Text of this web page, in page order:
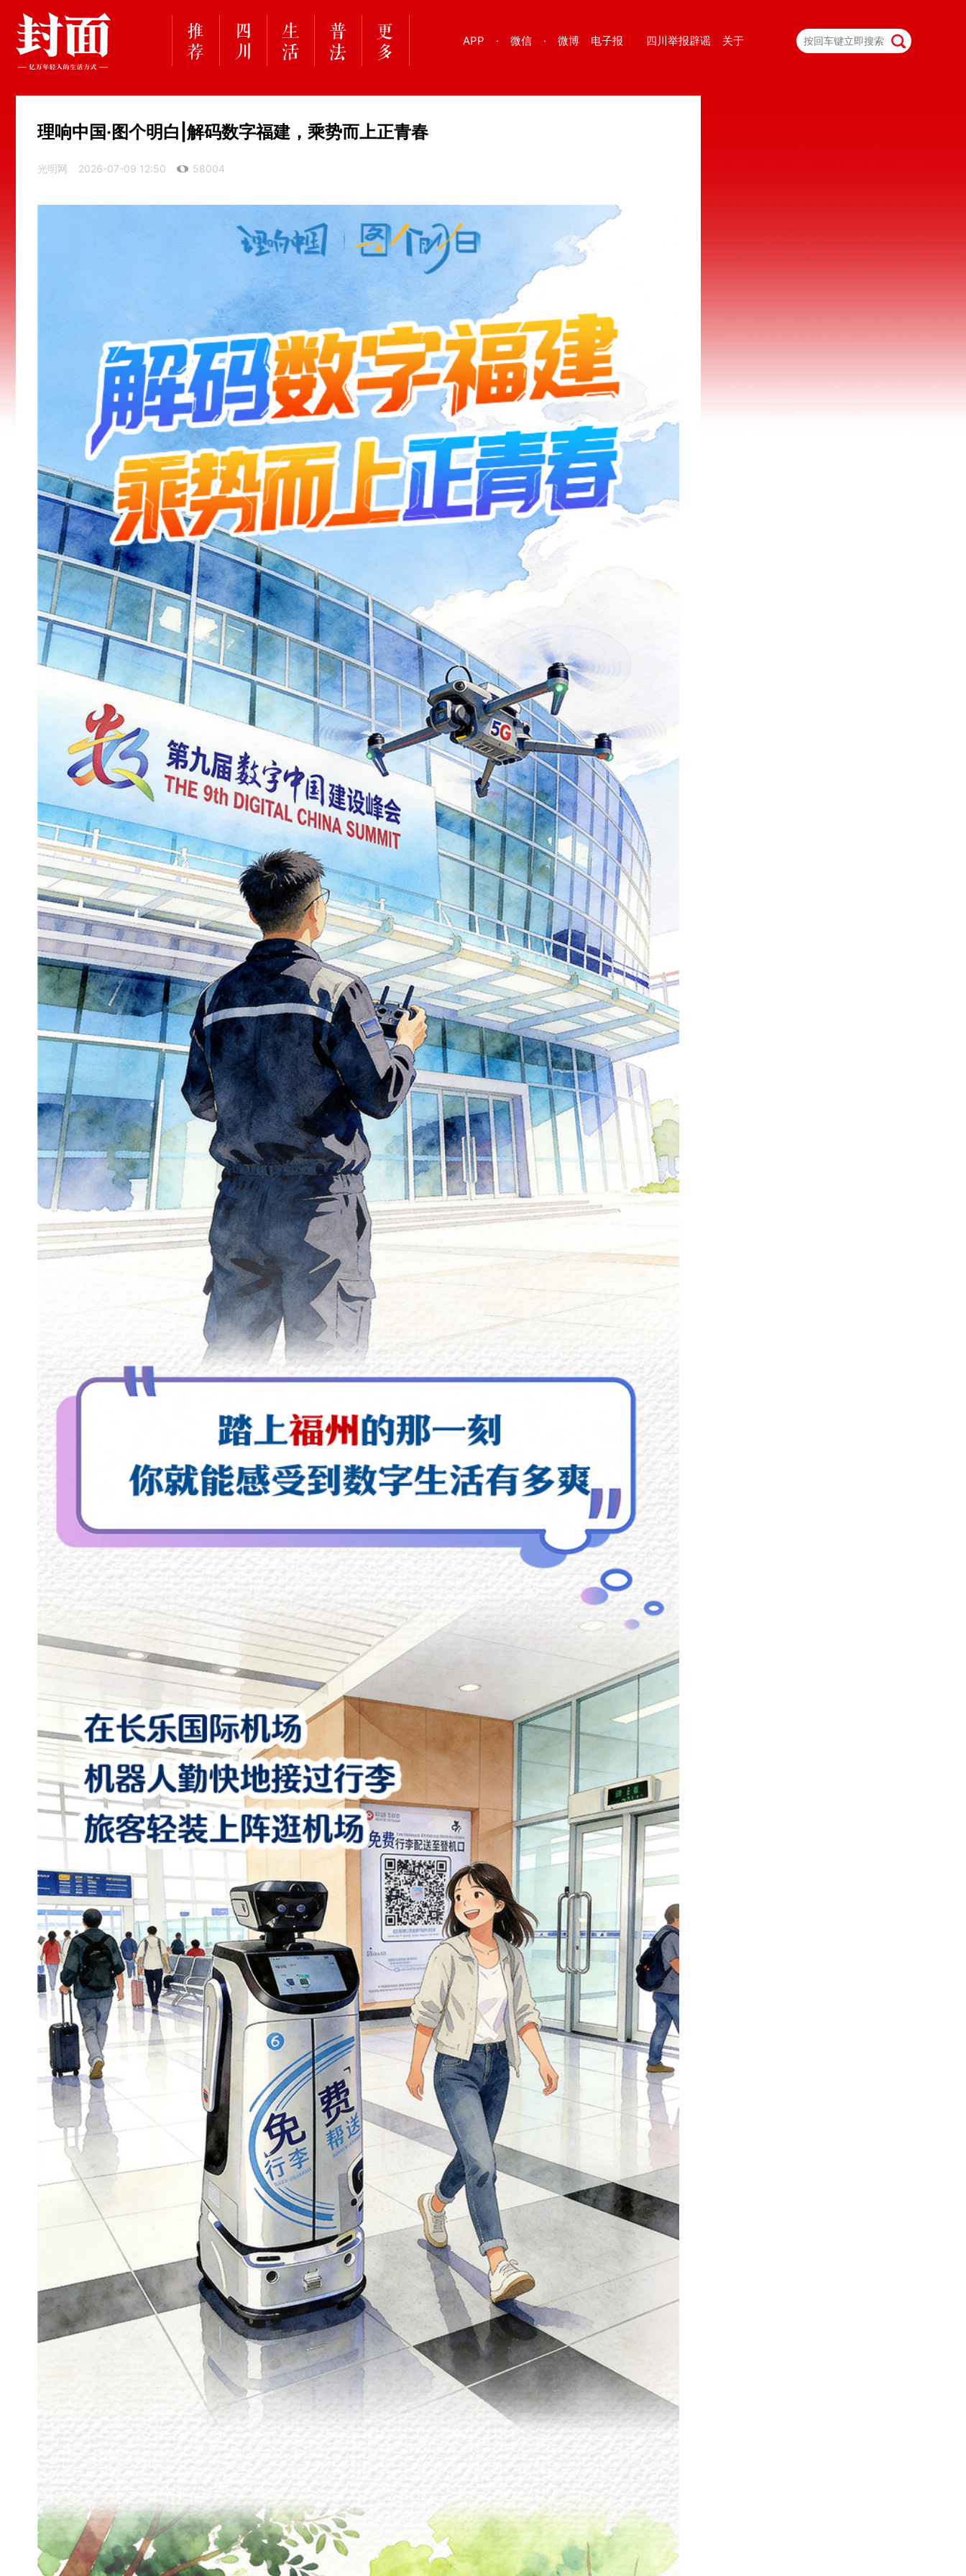
APP · 微信 · 微博 电子报 四川举报辟谣 关于
理响中国·图个明白|解码数字福建，乘势而上正青春
光明网 2026-07-09 12:50 58004